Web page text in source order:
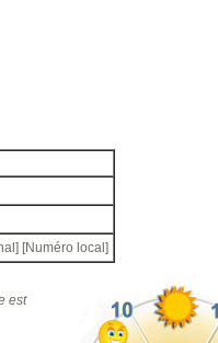
[Numéro local]
est